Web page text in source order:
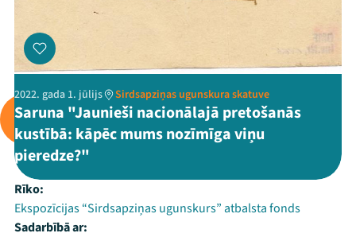
2022. gada 1. jūlijs Sirdsapziņas ugunskura skatuve
Saruna "Jaunieši nacionālajā pretošanās
kustībā: kāpēc mums nozīmīga viņu
pieredze?"
Rīko:
Ekspozīcijas “Sirdsapziņas ugunskurs” atbalsta fonds
Sadarbībā ar: